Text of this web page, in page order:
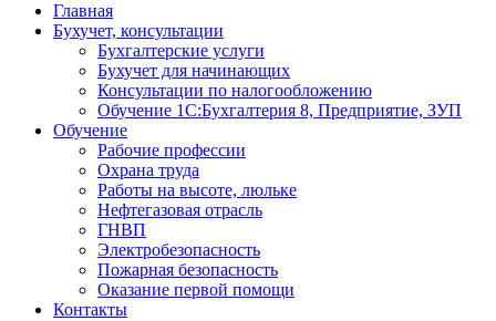
Главная
Бухучет, консультации
Бухгалтерские услуги
Бухучет для начинающих
Консультации по налогообложению
Обучение 1С:Бухгалтерия 8, Предприятие, ЗУП
Обучение
Рабочие профессии
Охрана труда
Работы на высоте, люльке
Нефтегазовая отрасль
ГНВП
Электробезопасность
Пожарная безопасность
Оказание первой помощи
Контакты